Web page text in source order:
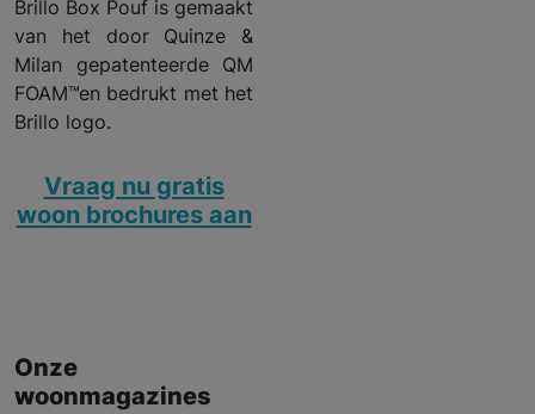
Brillo Box Pouf is gemaakt
van het door Quinze &
Milan gepatenteerde QM
FOAM™en bedrukt met het
Brillo logo.
Vraag nu gratis
woon brochures aan
Onze
woonmagazines